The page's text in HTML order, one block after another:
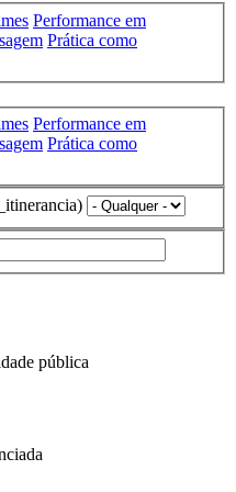
Performance em
Prática como
Performance em
Prática como
pública